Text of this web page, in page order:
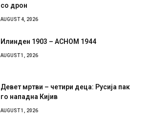
со дрон
AUGUST 4, 2026
Илинден 1903 – АСНОМ 1944
AUGUST 1, 2026
Девет мртви – четири деца: Русија пак
го нападна Кијив
AUGUST 1, 2026